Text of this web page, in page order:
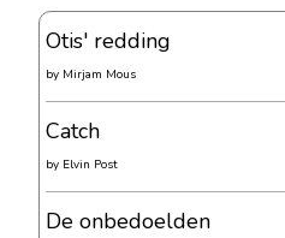
Otis' redding
by Mirjam Mous
Catch
by Elvin Post
De onbedoelden